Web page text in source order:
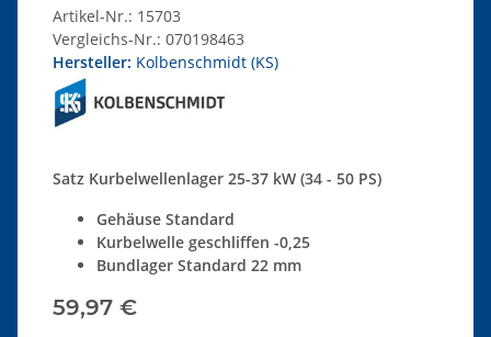
Artikel-Nr.: 15703
Vergleichs-Nr.: 070198463
Hersteller: Kolbenschmidt (KS)
Satz Kurbelwellenlager 25-37 kW (34 - 50 PS)
Gehäuse Standard
Kurbelwelle geschliffen -0,25
Bundlager Standard 22 mm
59,97 €